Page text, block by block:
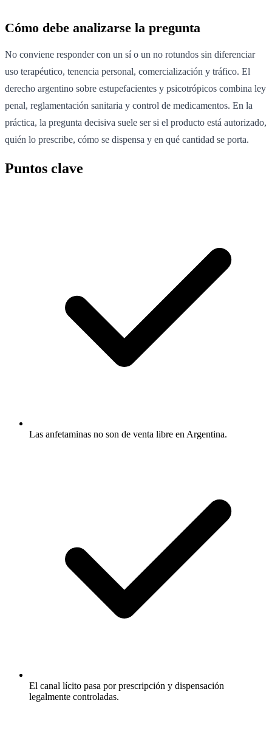
Cómo debe analizarse la pregunta
No conviene responder con un sí o un no rotundos sin diferenciar
uso terapéutico, tenencia personal, comercialización y tráfico. El
derecho argentino sobre estupefacientes y psicotrópicos combina ley
penal, reglamentación sanitaria y control de medicamentos. En la
práctica, la pregunta decisiva suele ser si el producto está autorizado,
quién lo prescribe, cómo se dispensa y en qué cantidad se porta.
Puntos clave
Las anfetaminas no son de venta libre en Argentina.
El canal lícito pasa por prescripción y dispensación
legalmente controladas.